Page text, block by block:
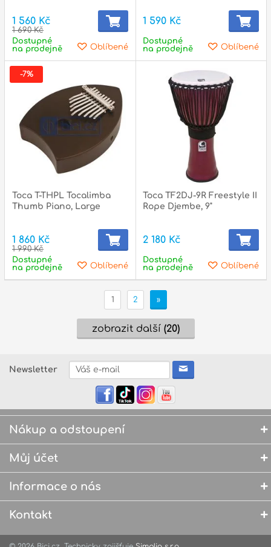
1 560 Kč
1 690 Kč
Oblíbené
Dostupné
na prodejně
1 590 Kč
Oblíbené
Dostupné
na prodejně
Toca T-THPL Tocalimba
Thumb Piano, Large
1 860 Kč
1 990 Kč
Oblíbené
Dostupné
na prodejně
-7%
Toca TF2DJ-9R Freestyle II
Rope Djembe, 9"
2 180 Kč
Oblíbené
Dostupné
na prodejně
1 2 »
zobrazit další (20)
Newsletter
Nákup a odstoupení
Můj účet
Informace o nás
Kontakt